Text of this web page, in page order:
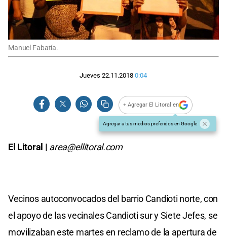
Manuel Fabatía.
Jueves 22.11.2018 0:04
+ Agregar El Litoral en
Agregar a tus medios preferidos en Google
El Litoral | area@ellitoral.com
Vecinos autoconvocados del barrio Candioti norte, con
el apoyo de las vecinales Candioti sur y Siete Jefes, se
movilizaban este martes en reclamo de la apertura de